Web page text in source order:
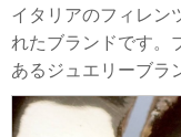
イタリアのフィレン
れたブランドです。
あるジュエリーブラ